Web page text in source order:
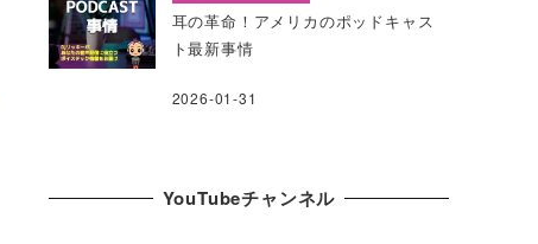
耳の革命！アメリカのポッドキャス
ト最新事情
2026-01-31
YouTubeチャンネル